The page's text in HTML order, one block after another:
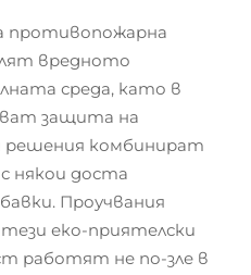
противопожарна
вредното
среда, като в
защита на
решения комбинират
някои доста
Проучвания
еко-приятелски
работят не по-зле в